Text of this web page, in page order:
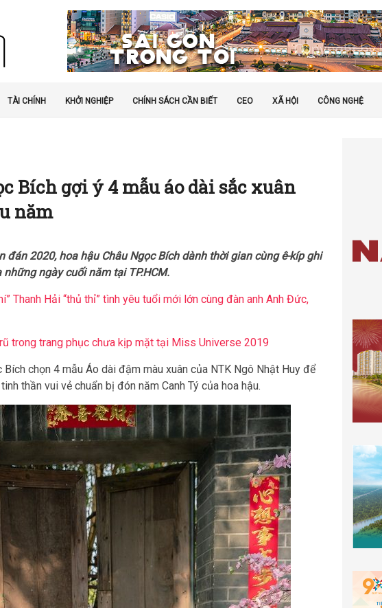
TÀI CHÍNH KHỞI NGHIỆP CHÍNH SÁCH CẦN BIẾT CEO XÃ HỘI CÔNG NGHỆ
Bích gợi ý 4 mẫu áo dài sắc xuân
năm
đán 2020, hoa hậu Châu Ngọc Bích dành thời gian cùng ê-kíp ghi
ngày cuối năm tại TP.HCM.
Thanh Hải “thủ thỉ” tình yêu tuổi mới lớn cùng đàn anh Anh Đức,
trong trang phục chưa kịp mặt tại Miss Universe 2019
Bích chọn 4 mẫu Áo dài đậm màu xuân của NTK Ngô Nhật Huy để
thần vui vẻ chuẩn bị đón năm Canh Tý của hoa hậu.